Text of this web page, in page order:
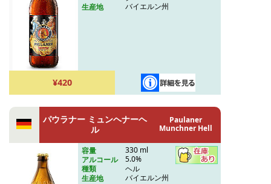
生産地
バイエルン州
¥420
パウラナー ミュンヘナーヘ
ル
Paulaner
Munchner Hell
容量
330 ml
アルコール
5.0%
種類
ヘル
生産地
バイエルン州